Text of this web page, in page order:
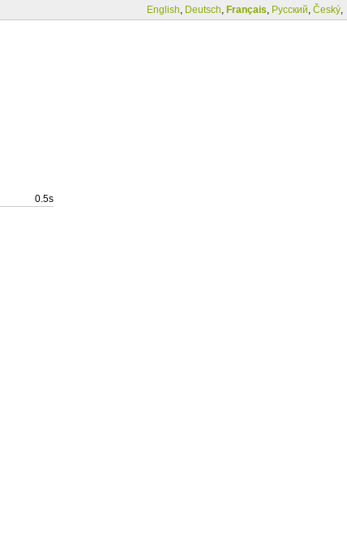
English, Deutsch, Français, Русский, Český,
0.5s